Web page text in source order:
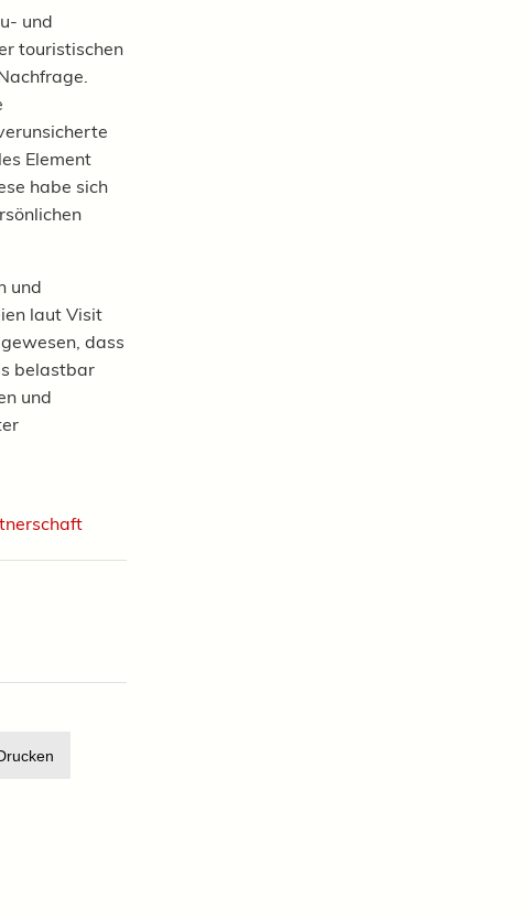
und
touristischen
Element
habe sich
und
laut Visit
dass
belastbar
und